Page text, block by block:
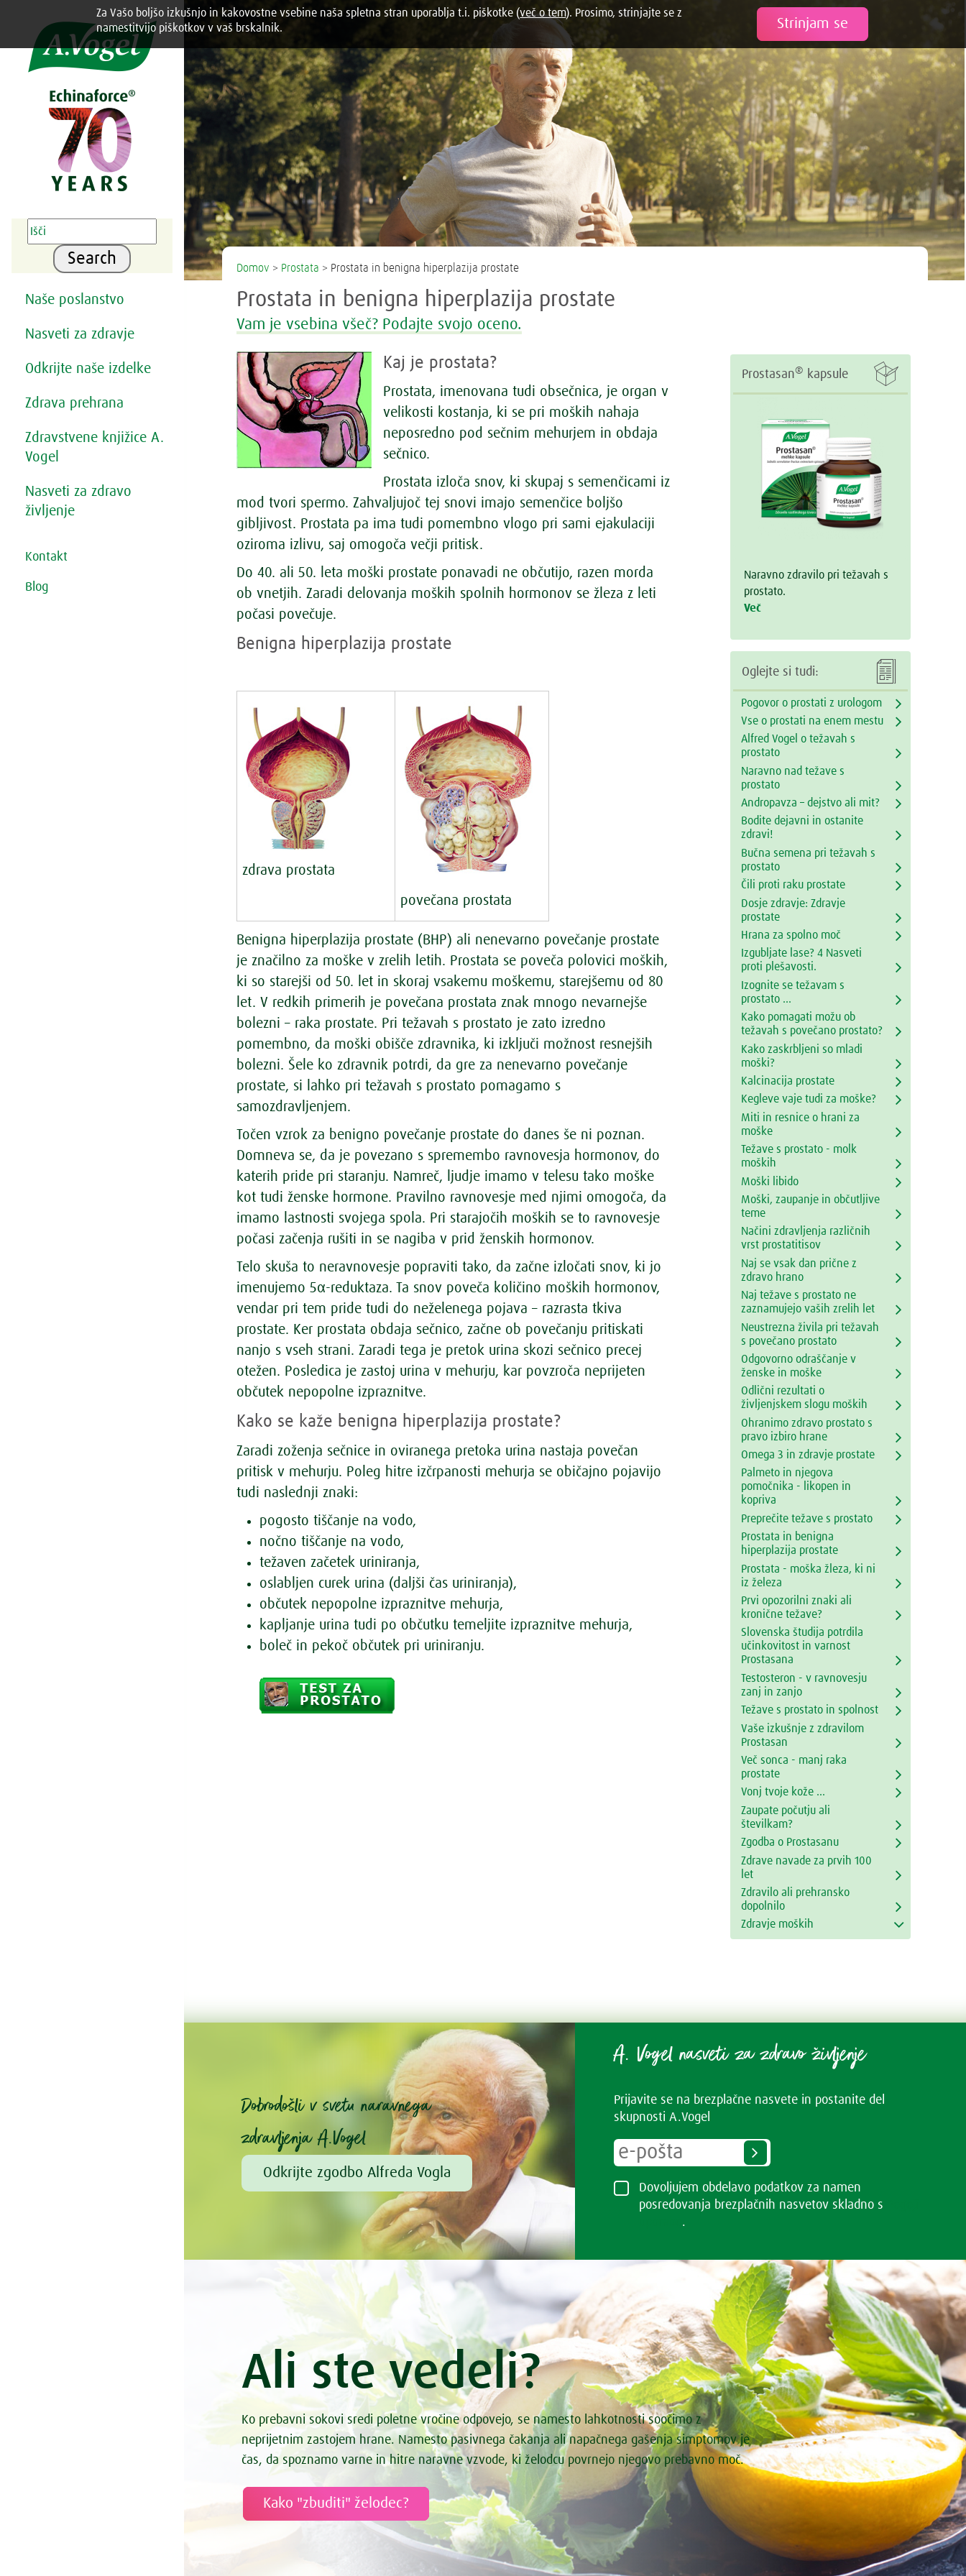

Search
Naše poslanstvo
Nasveti za zdravje
Odkrijte naše izdelke
Zdrava prehrana
Zdravstvene knjižice A.
Vogel
Nasveti za zdravo
življenje
Kontakt
Blog
Domov > Prostata > Prostata in benigna hiperplazija prostate
Prostata in benigna hiperplazija prostate
Vam je vsebina všeč? Podajte svojo oceno.
Kaj je prostata?
Prostata, imenovana tudi obsečnica, je organ v
velikosti kostanja, ki se pri moških nahaja
neposredno pod sečnim mehurjem in obdaja
sečnico.
Prostata izloča snov, ki skupaj s semenčicami iz
mod tvori spermo. Zahvaljujoč tej snovi imajo semenčice boljšo
gibljivost. Prostata pa ima tudi pomembno vlogo pri sami ejakulaciji
oziroma izlivu, saj omogoča večji pritisk.
Do 40. ali 50. leta moški prostate ponavadi ne občutijo, razen morda
ob vnetjih. Zaradi delovanja moških spolnih hormonov se žleza z leti
počasi povečuje.
Benigna hiperplazija prostate
zdrava prostata
povečana prostata
Benigna hiperplazija prostate (BHP) ali nenevarno povečanje prostate
je značilno za moške v zrelih letih. Prostata se poveča polovici moških,
ki so starejši od 50. let in skoraj vsakemu moškemu, starejšemu od 80
let. V redkih primerih je povečana prostata znak mnogo nevarnejše
bolezni – raka prostate. Pri težavah s prostato je zato izredno
pomembno, da moški obišče zdravnika, ki izključi možnost resnejših
bolezni. Šele ko zdravnik potrdi, da gre za nenevarno povečanje
prostate, si lahko pri težavah s prostato pomagamo s
samozdravljenjem.
Točen vzrok za benigno povečanje prostate do danes še ni poznan.
Domneva se, da je povezano s spremembo ravnovesja hormonov, do
katerih pride pri staranju. Namreč, ljudje imamo v telesu tako moške
kot tudi ženske hormone. Pravilno ravnovesje med njimi omogoča, da
imamo lastnosti svojega spola. Pri starajočih moških se to ravnovesje
počasi začenja rušiti in se nagiba v prid ženskih hormonov.
Telo skuša to neravnovesje popraviti tako, da začne izločati snov, ki jo
imenujemo 5α-reduktaza. Ta snov poveča količino moških hormonov,
vendar pri tem pride tudi do neželenega pojava – razrasta tkiva
prostate. Ker prostata obdaja sečnico, začne ob povečanju pritiskati
nanjo s vseh strani. Zaradi tega je pretok urina skozi sečnico precej
otežen. Posledica je zastoj urina v mehurju, kar povzroča neprijeten
občutek nepopolne izpraznitve.
Kako se kaže benigna hiperplazija prostate?
Zaradi zoženja sečnice in oviranega pretoka urina nastaja povečan
pritisk v mehurju. Poleg hitre izčrpanosti mehurja se običajno pojavijo
tudi naslednji znaki:
pogosto tiščanje na vodo,
nočno tiščanje na vodo,
težaven začetek uriniranja,
oslabljen curek urina (daljši čas uriniranja),
občutek nepopolne izpraznitve mehurja,
kapljanje urina tudi po občutku temeljite izpraznitve mehurja,
boleč in pekoč občutek pri uriniranju.

Prostasan® kapsule
Naravno zdravilo pri težavah s
prostato.
Več

Oglejte si tudi:
Pogovor o prostati z urologom
Vse o prostati na enem mestu
Alfred Vogel o težavah s
prostato
Naravno nad težave s
prostato
Andropavza – dejstvo ali mit?
Bodite dejavni in ostanite
zdravi!
Bučna semena pri težavah s
prostato
Čili proti raku prostate
Dosje zdravje: Zdravje
prostate
Hrana za spolno moč
Izgubljate lase? 4 Nasveti
proti plešavosti.
Izognite se težavam s
prostato ...
Kako pomagati možu ob
težavah s povečano prostato?
Kako zaskrbljeni so mladi
moški?
Kalcinacija prostate
Kegleve vaje tudi za moške?
Miti in resnice o hrani za
moške
Težave s prostato - molk
moških
Moški libido
Moški, zaupanje in občutljive
teme
Načini zdravljenja različnih
vrst prostatitisov
Naj se vsak dan prične z
zdravo hrano
Naj težave s prostato ne
zaznamujejo vaših zrelih let
Neustrezna živila pri težavah
s povečano prostato
Odgovorno odraščanje v
ženske in moške
Odlični rezultati o
življenjskem slogu moških
Ohranimo zdravo prostato s
pravo izbiro hrane
Omega 3 in zdravje prostate
Palmeto in njegova
pomočnika - likopen in
kopriva
Preprečite težave s prostato
Prostata in benigna
hiperplazija prostate
Prostata - moška žleza, ki ni
iz železa
Prvi opozorilni znaki ali
kronične težave?
Slovenska študija potrdila
učinkovitost in varnost
Prostasana
Testosteron - v ravnovesju
zanj in zanjo
Težave s prostato in spolnost
Vaše izkušnje z zdravilom
Prostasan
Več sonca - manj raka
prostate
Vonj tvoje kože ...
Zaupate počutju ali
številkam?
Zgodba o Prostasanu
Zdrave navade za prvih 100
let
Zdravilo ali prehransko
dopolnilo
Zdravje moških
Dobrodošli v svetu naravnega
zdravljenja A.Vogel
Odkrijte zgodbo Alfreda Vogla
A. Vogel nasveti za zdravo življenje
Prijavite se na brezplačne nasvete in postanite del
skupnosti A.Vogel
Dovoljujem obdelavo podatkov za namen
posredovanja brezplačnih nasvetov skladno s
.
Ali ste vedeli?
Ko prebavni sokovi sredi poletne vročine odpovejo, se namesto lahkotnosti soočimo z
neprijetnim zastojem hrane. Namesto pasivnega čakanja ali napačnega gašenja simptomov je
čas, da spoznamo varne in hitre naravne vzvode, ki želodcu povrnejo njegovo prebavno moč.
Kako "zbuditi" želodec?
Strinjam se
Za Vašo boljšo izkušnjo in kakovostne vsebine naša spletna stran uporablja t.i. piškotke (več o tem). Prosimo, strinjajte se z
namestitvijo piškotkov v vaš brskalnik.
Share this selection Tweet